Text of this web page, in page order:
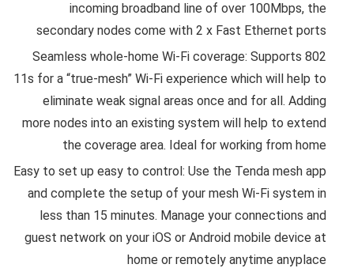
incoming broadband line of over 100Mbps, the
secondary nodes come with 2 x Fast Ethernet ports
Seamless whole-home Wi-Fi coverage: Supports 802
11s for a “true-mesh” Wi-Fi experience which will help to
eliminate weak signal areas once and for all. Adding
more nodes into an existing system will help to extend
the coverage area. Ideal for working from home
Easy to set up easy to control: Use the Tenda mesh app
and complete the setup of your mesh Wi-Fi system in
less than 15 minutes. Manage your connections and
guest network on your iOS or Android mobile device at
home or remotely anytime anyplace